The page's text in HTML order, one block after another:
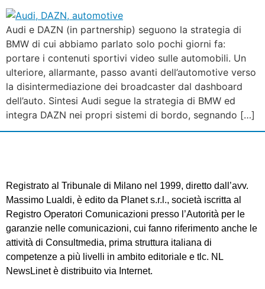
Audi e DAZN (in partnership) seguono la strategia di
BMW di cui abbiamo parlato solo pochi giorni fa:
portare i contenuti sportivi video sulle automobili. Un
ulteriore, allarmante, passo avanti dell’automotive verso
la disintermediazione dei broadcaster dal dashboard
dell’auto. Sintesi Audi segue la strategia di BMW ed
integra DAZN nei propri sistemi di bordo, segnando […]
Registrato al Tribunale di Milano nel 1999, diretto dall’avv.
Massimo Lualdi, è edito da Planet s.r.l., società iscritta al
Registro Operatori Comunicazioni presso l’Autorità per le
garanzie nelle comunicazioni, cui fanno riferimento anche le
attività di Consultmedia, prima struttura italiana di
competenze a più livelli in ambito editoriale e tlc. NL
NewsLinet è distribuito via Internet.